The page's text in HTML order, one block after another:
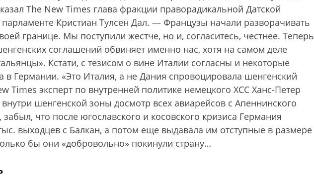
The New Times глава фракции праворадикальной Датской
Кристиан Тулсен Дал. — Французы начали разворачивать
границе. Мы поступили жестче, но и, согласитесь, честнее. Теперь
соглашений обвиняет именно нас, хотя на самом деле
Кстати, с тезисом о вине Италии согласны и некоторые
в Германии. «Это Италия, а не Дания спровоцировала шенгенский
Times эксперт по внутренней политике немецкого ХСС Ханс-Петер
шенгенской зоны досмотр всех авиарейсов с Апеннинского
что после югославского и косовского кризиса Германия
выходцев с Балкан, а потом еще выдавала им отступные в размере
бы они «добровольно» покинули страну…